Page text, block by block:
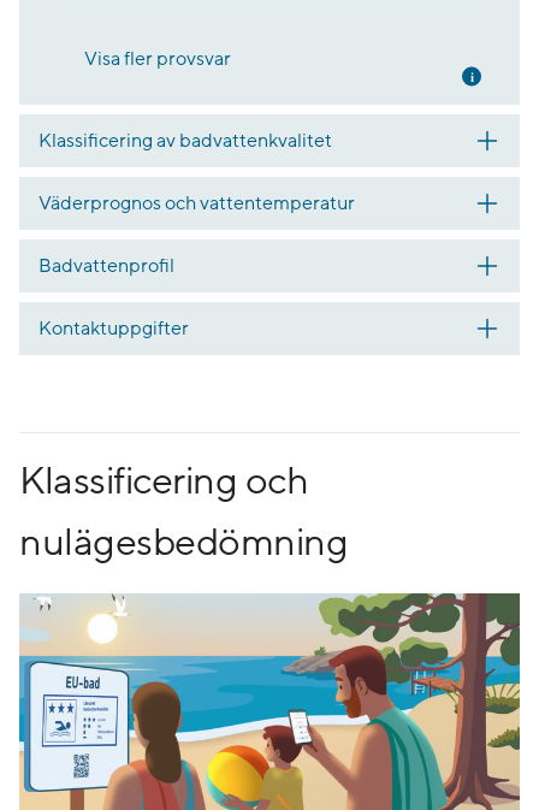
Visa fler provsvar Mer
Klassificering av badvattenkvalitet
Väderprognos och vattentemperatur
Badvattenprofil
Kontaktuppgifter
Klassificering och
nulägesbedömning